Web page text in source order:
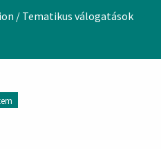
/ Tematikus válogatások